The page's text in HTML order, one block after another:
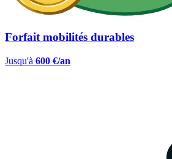
Forfait mobilités durables
Jusqu'à 600 €/an